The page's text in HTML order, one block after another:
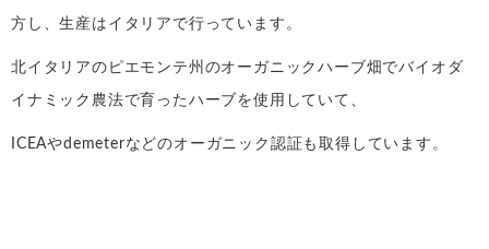
方し、生産はイタリアで行っています。
北イタリアのピエモンテ州のオーガニックハーブ畑でバイオダ
イナミック農法で育ったハーブを使用していて、
ICEAやdemeterなどのオーガニック認証も取得しています。